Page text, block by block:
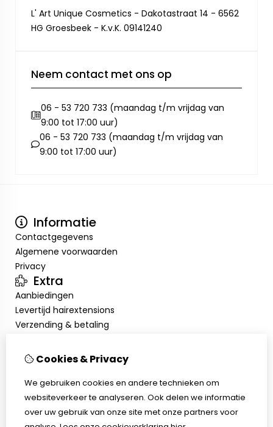
L' Art Unique Cosmetics - Dakotastraat 14 - 6562
HG Groesbeek - K.v.K. 09141240
Neem contact met ons op
06 - 53 720 733 (maandag t/m vrijdag van
9:00 tot 17:00 uur)
06 - 53 720 733 (maandag t/m vrijdag van
9:00 tot 17:00 uur)
Informatie
Contactgegevens
Algemene voorwaarden
Privacy
Extra
Aanbiedingen
Levertijd hairextensions
Verzending & betaling
Salonkorting
Mijn account
Inloggen
Bestelhistorie
Cookies & Privacy
We gebruiken cookies en andere technieken om
websiteverkeer te analyseren. Ook delen we informatie
over uw gebruik van onze site met onze partners voor